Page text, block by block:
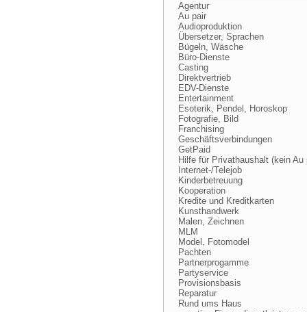
Agentur
Au pair
Audioproduktion
Übersetzer, Sprachen
Bügeln, Wäsche
Büro-Dienste
Casting
Direktvertrieb
EDV-Dienste
Entertainment
Esoterik, Pendel, Horoskop
Fotografie, Bild
Franchising
Geschäftsverbindungen
GetPaid
Hilfe für Privathaushalt (kein Au
Internet-/Telejob
Kinderbetreuung
Kooperation
Kredite und Kreditkarten
Kunsthandwerk
Malen, Zeichnen
MLM
Model, Fotomodel
Pachten
Partnerprogamme
Partyservice
Provisionsbasis
Reparatur
Rund ums Haus